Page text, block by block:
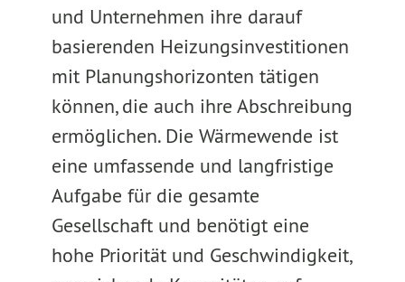
und Unternehmen ihre darauf
basierenden Heizungsinvestitionen
mit Planungshorizonten tätigen
können, die auch ihre Abschreibung
ermöglichen. Die Wärmewende ist
eine umfassende und langfristige
Aufgabe für die gesamte
Gesellschaft und benötigt eine
hohe Priorität und Geschwindigkeit,